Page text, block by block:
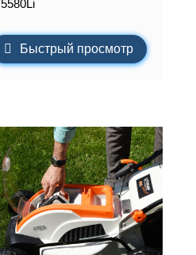
5580Li
Быстрый просмотр